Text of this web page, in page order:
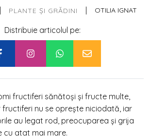
| PLANTE ȘI GRĂDINI | OTILIA IGNAT
Distribuie articolul pe:
fructiferi sănătoși și fructe multe,
nu se oprește niciodată, iar
au legat rod, preocuparea și grija
cu atat mai mare.